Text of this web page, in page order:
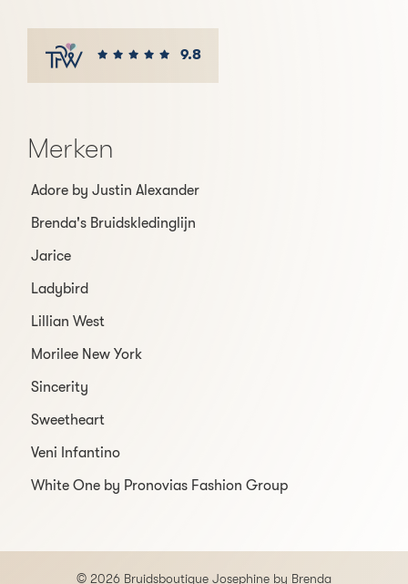
9.8
Merken
Adore by Justin Alexander
Brenda's Bruidskledinglijn
Jarice
Ladybird
Lillian West
Morilee New York
Sincerity
Sweetheart
Veni Infantino
White One by Pronovias Fashion Group
© 2026 Bruidsboutique Josephine by Brenda